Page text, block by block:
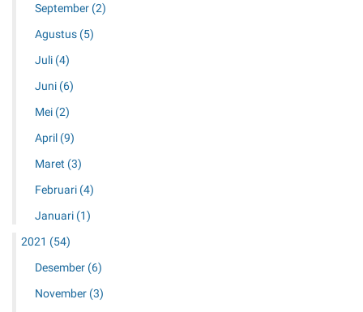
September (2)
Agustus (5)
Juli (4)
Juni (6)
Mei (2)
April (9)
Maret (3)
Februari (4)
Januari (1)
2021 (54)
Desember (6)
November (3)